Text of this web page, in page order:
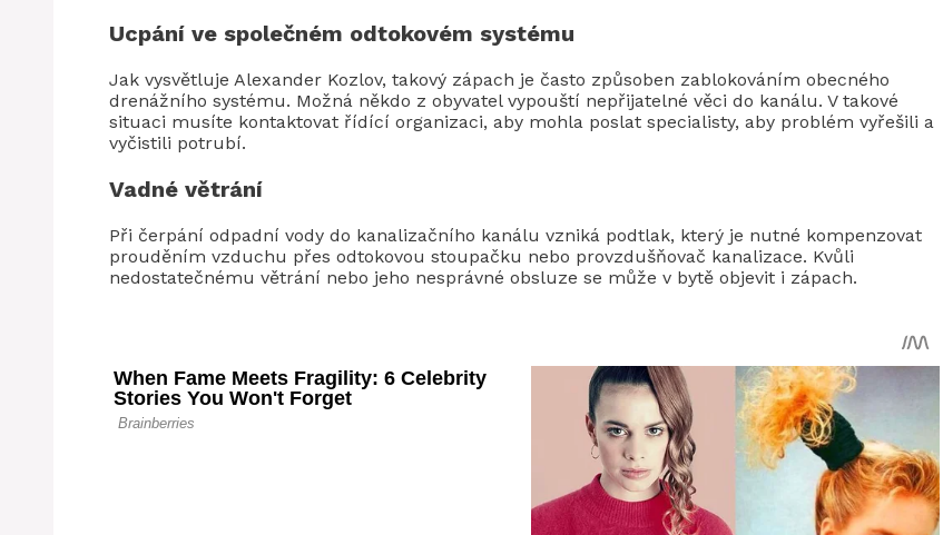
Ucpání ve společném odtokovém systému
Jak vysvětluje Alexander Kozlov, takový zápach je často způsoben zablokováním obecného
drenážního systému. Možná někdo z obyvatel vypouští nepřijatelné věci do kanálu. V takové
situaci musíte kontaktovat řídící organizaci, aby mohla poslat specialisty, aby problém vyřešili a
vyčistili potrubí.
Vadné větrání
Při čerpání odpadní vody do kanalizačního kanálu vzniká podtlak, který je nutné kompenzovat
prouděním vzduchu přes odtokovou stoupačku nebo provzdušňovač kanalizace. Kvůli
nedostatečnému větrání nebo jeho nesprávné obsluze se může v bytě objevit i zápach.